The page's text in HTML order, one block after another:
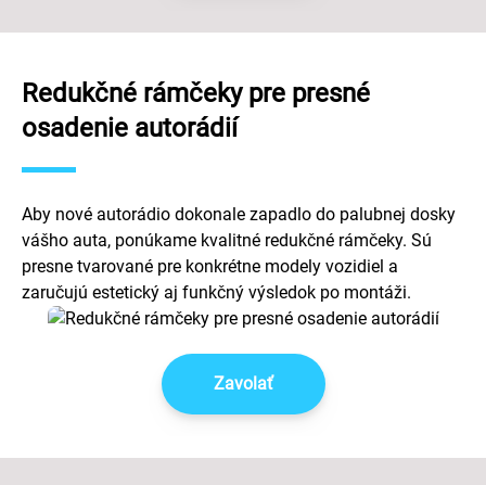
Zavolať
Redukčné rámčeky pre presné
osadenie autorádií
Aby nové autorádio dokonale zapadlo do palubnej dosky
vášho auta, ponúkame kvalitné redukčné rámčeky. Sú
presne tvarované pre konkrétne modely vozidiel a
zaručujú estetický aj funkčný výsledok po montáži.